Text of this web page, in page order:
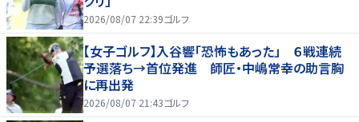
2026/08/07 22:39ゴルフ
【女子ゴルフ】入谷響「恐怖もあった」 ６戦連続
予選落ち→首位発進 師匠・中嶋常幸の助言胸
に再出発
2026/08/07 21:43ゴルフ